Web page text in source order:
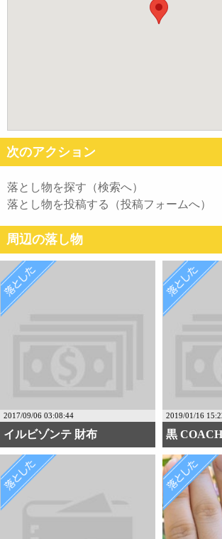
次のアクション
落とし物を探す（検索へ）
落とし物を投稿する（投稿フォームへ）
周辺の落し物
2017/09/06 03:08:44
イルビゾンテ 財布
2019/01/16
黒